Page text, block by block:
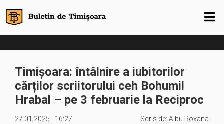
Timișoara: întâlnire a iubitorilor
cărților scriitorului ceh Bohumil
Hrabal – pe 3 februarie la Reciproc
27.01.2025 - 16:27 Scris de: Albu Roxana